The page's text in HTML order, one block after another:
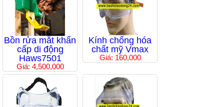
Bồn rửa mắt khẩn
cấp di động
Haws7501
Giá: 4,500,000
Kính chống hóa
chất mỹ Vmax
Giá: 160,000